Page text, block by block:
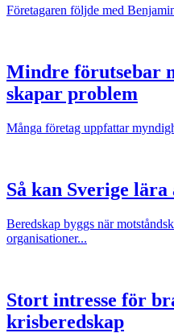
Företagaren följde med
Mindre förutsebar
skapar problem
Många företag uppfattar
Så kan Sverige
Beredskap byggs när
organisationer...
Stort intresse för
krisberedskap